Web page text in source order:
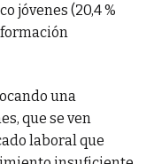
jóvenes (20,4 %
una
que se ven
laboral que